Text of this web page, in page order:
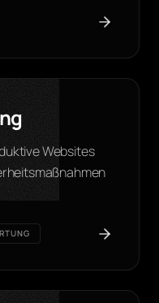
Websites